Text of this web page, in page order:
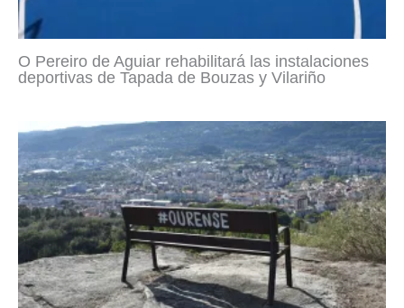
O Pereiro de Aguiar rehabilitará las instalaciones
deportivas de Tapada de Bouzas y Vilariño